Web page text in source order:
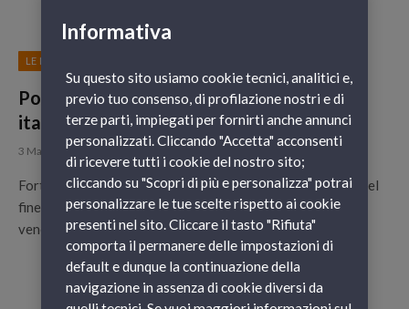
LE NOSTRE DESTINAZIONI
Ponte del 2 giugno 2017: le migliori mete
italiane dove passare il lungo weekend
3 Maggio 2017
Fortunatamente per tutti gli italiani che amano rilassarsi nel
fine settimana, la Festa della Repubblica 2017 cadrà di
venerdì. Un…
Informativa
Su questo sito usiamo cookie tecnici, analitici e,
previo tuo consenso, di profilazione nostri e di
terze parti, impiegati per fornirti anche annunci
personalizzati. Cliccando "Accetta" acconsenti
di ricevere tutti i cookie del nostro sito;
cliccando su "Scopri di più e personalizza" potrai
personalizzare le tue scelte rispetto ai cookie
presenti nel sito. Cliccare il tasto "Rifiuta"
comporta il permanere delle impostazioni di
default e dunque la continuazione della
navigazione in assenza di cookie diversi da